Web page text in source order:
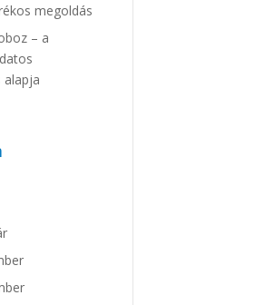
megoldás
– a
alapja